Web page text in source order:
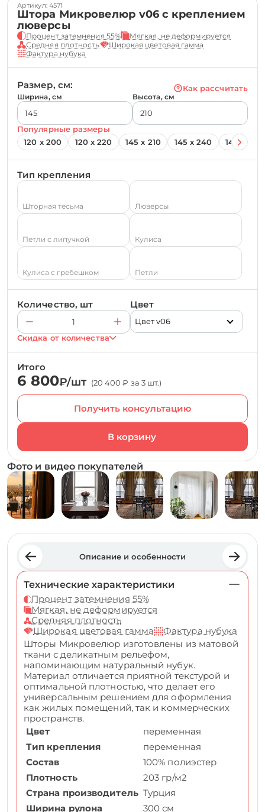
Артикул: 4571
Штора Микровелюр v06 с креплением
люверсы
Процент затемнения 55%
Мягкая, не деформируется
Средняя плотность
Широкая цветовая гамма
Фактура нубука
Размер, см: Как рассчитать
Ширина, см Высота, см
Популярные размеры
120 х 200
120 х 220 145 х 210 145 х 240 145 х 260
Тип крепления
Шторная тесьма Люверсы
Петли с липучкой Кулиса
Кулиса с гребешком Петли
Количество, шт Цвет
Цвет v06
Скидка от количества
Итого
6 800₽/шт (20 400 ₽ за 3 шт.)
Получить консультацию
Фото и видео покупателей
Описание и особенности
Технические характеристики
Процент затемнения 55%
Мягкая, не деформируется
Средняя плотность
Широкая цветовая гамма
Фактура нубука
Шторы Микровелюр изготовлены из матовой
ткани с деликатным рельефом,
напоминающим натуральный нубук.
Материал отличается приятной текстурой и
оптимальной плотностью, что делает его
универсальным решением для оформления
как жилых помещений, так и коммерческих
пространств.
Цвет
переменная
Тип крепления
переменная
Состав
100% полиэстер
Плотность
203 гр/м2
Страна производитель Турция
Ширина рулона
300 см